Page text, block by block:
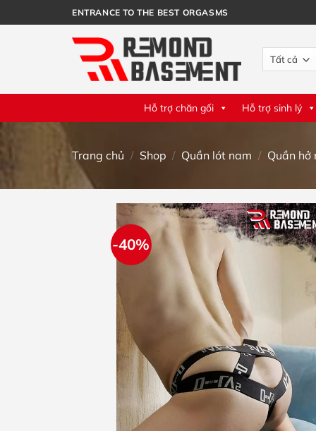
qua
ENTRANCE TO THE BEST ORGASMS
Hỗ trợ chăn gối Hỗ trợ sinh lý
Trang chủ / Shop / Quần lót nam / Quần hở
-40%